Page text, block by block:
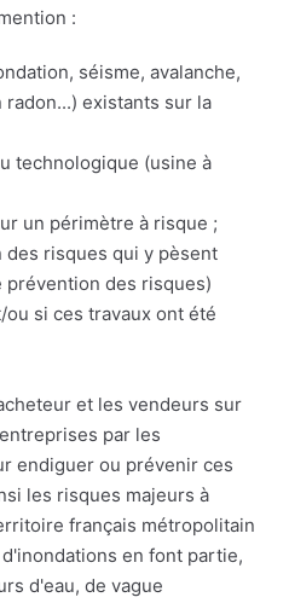
:
séisme, avalanche,
existants sur la
technologique (usine à
un périmètre à risque ;
des risques qui y pèsent
prévention des risques)
si ces travaux ont été
et les vendeurs sur
par les
endiguer ou prévenir ces
les risques majeurs à
français métropolitain
en font partie,
d'eau, de vague